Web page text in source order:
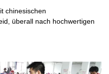
chinesischen
überall nach hochwertigen